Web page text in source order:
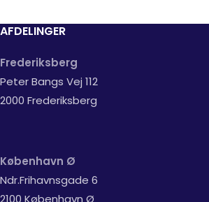
AFDELINGER
Frederiksberg
Peter Bangs Vej 112
2000 Frederiksberg
København Ø
Ndr.Frihavnsgade 6
2100 København Ø